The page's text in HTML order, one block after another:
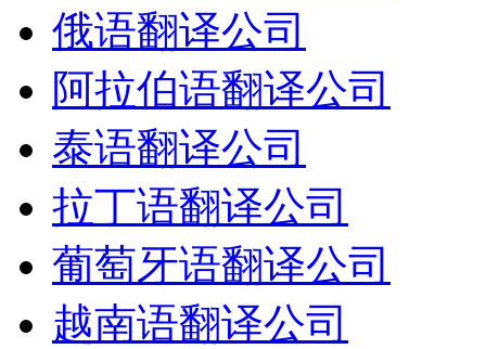
俄语翻译公司
阿拉伯语翻译公司
泰语翻译公司
拉丁语翻译公司
葡萄牙语翻译公司
越南语翻译公司